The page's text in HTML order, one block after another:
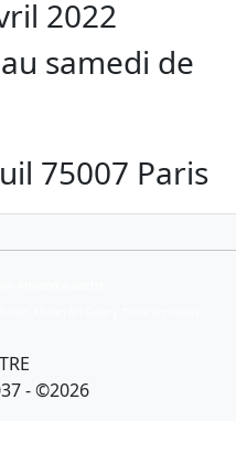
2022
samedi de
75007 Paris
- ©2026